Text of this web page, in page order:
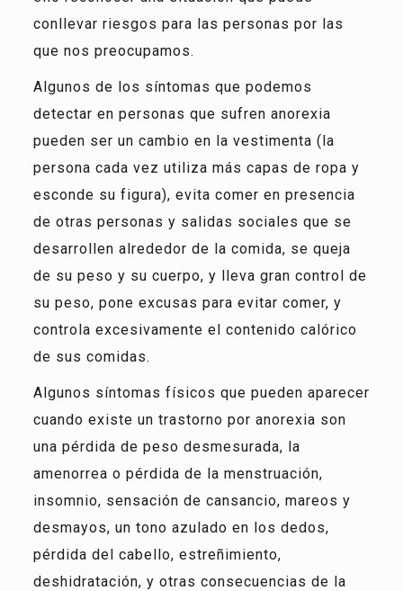
conllevar riesgos para las personas por las
que nos preocupamos.
Algunos de los síntomas que podemos
detectar en personas que sufren anorexia
pueden ser un cambio en la vestimenta (la
persona cada vez utiliza más capas de ropa y
esconde su figura), evita comer en presencia
de otras personas y salidas sociales que se
desarrollen alrededor de la comida, se queja
de su peso y su cuerpo, y lleva gran control de
su peso, pone excusas para evitar comer, y
controla excesivamente el contenido calórico
de sus comidas.
Algunos síntomas físicos que pueden aparecer
cuando existe un trastorno por anorexia son
una pérdida de peso desmesurada, la
amenorrea o pérdida de la menstruación,
insomnio, sensación de cansancio, mareos y
desmayos, un tono azulado en los dedos,
pérdida del cabello, estreñimiento,
deshidratación, y otras consecuencias de la